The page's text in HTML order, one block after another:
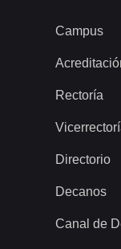
Campus
Rectoría
Directorio
Decanos
Canal de